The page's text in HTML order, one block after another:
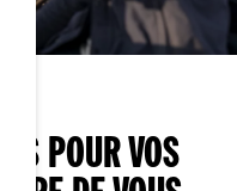
POUR VOS